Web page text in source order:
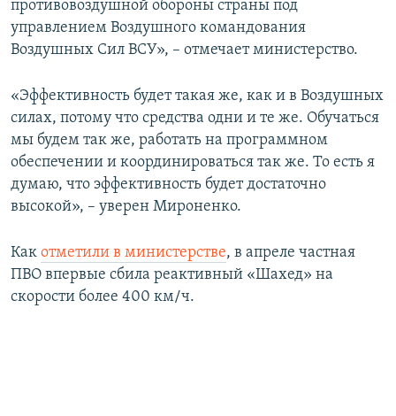
противовоздушной обороны страны под
управлением Воздушного командования
Воздушных Сил ВСУ», – отмечает министерство.
«Эффективность будет такая же, как и в Воздушных
силах, потому что средства одни и те же. Обучаться
мы будем так же, работать на программном
обеспечении и координироваться так же. То есть я
думаю, что эффективность будет достаточно
высокой», – уверен Мироненко.
Как отметили в министерстве, в апреле частная
ПВО впервые сбила реактивный «Шахед» на
скорости более 400 км/ч.